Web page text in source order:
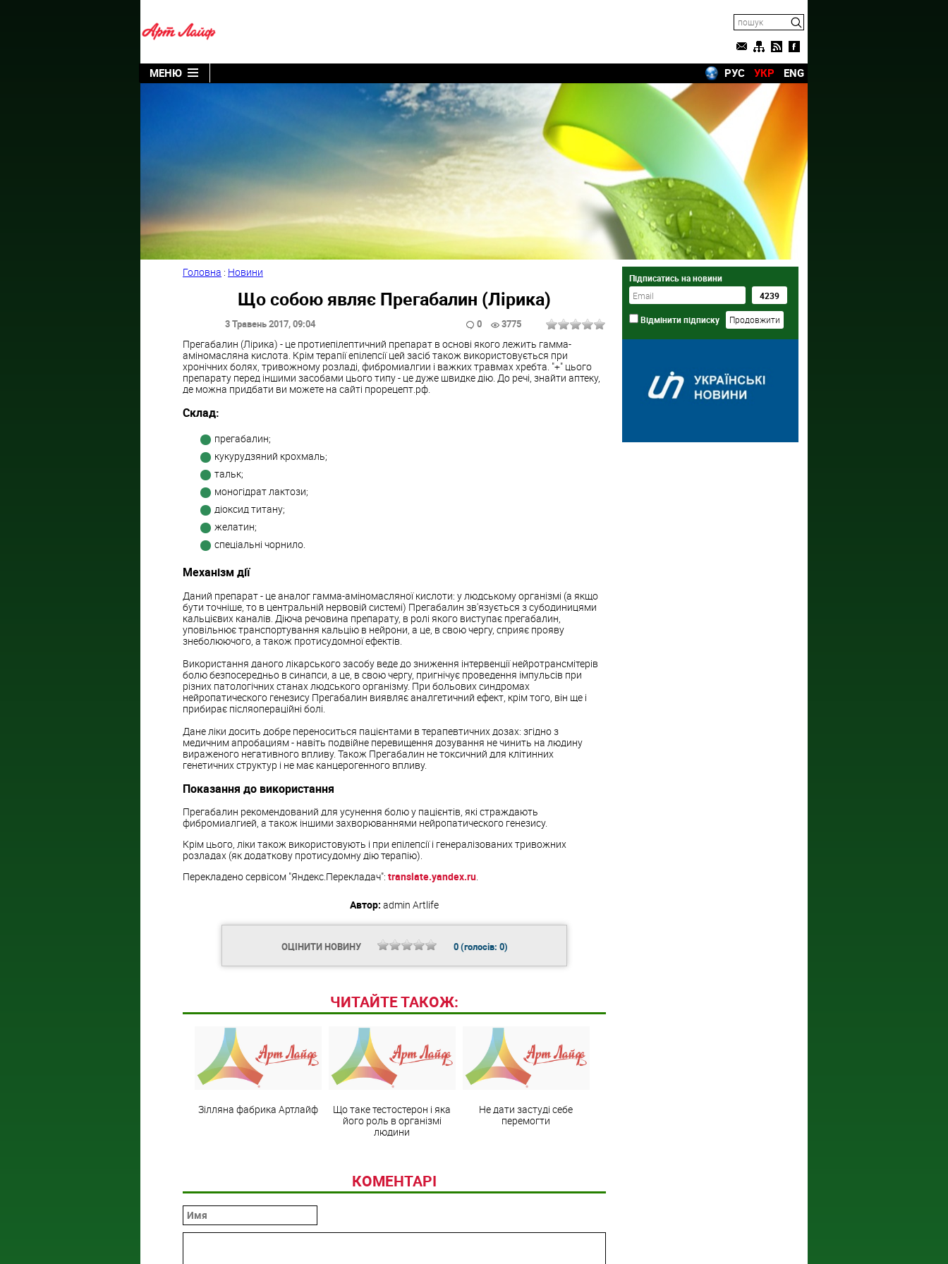
МЕНЮ РУС УКР ENG
Головна : Новини
Що собою являє Прегабалин (Лірика)
3 Травень 2017, 09:04 0 3775
Прегабалин (Лірика) - це протиепілептичний препарат в основі якого лежить гамма-
аміномасляна кислота. Крім терапії епілепсії цей засіб також використовується при
хронічних болях, тривожному розладі, фибромиалгии і важких травмах хребта. "+" цього
препарату перед іншими засобами цього типу - це дуже швидке дію. До речі, знайти аптеку,
де можна придбати ви можете на сайті прорецепт.рф.
Склад:
прегабалин;
кукурудзяний крохмаль;
тальк;
моногідрат лактози;
діоксид титану;
желатин;
спеціальні чорнило.
Механізм дії
Даний препарат - це аналог гамма-аміномасляної кислоти: у людському організмі (а якщо
бути точніше, то в центральній нервовій системі) Прегабалин зв'язується з субодиницями
кальцієвих каналів. Діюча речовина препарату, в ролі якого виступає прегабалин,
уповільнює транспортування кальцію в нейрони, а це, в свою чергу, сприяє прояву
знеболюючого, а також протисудомної ефектів.
Використання даного лікарського засобу веде до зниження інтервенції нейротрансмітерів
болю безпосередньо в синапси, а це, в свою чергу, пригнічує проведення імпульсів при
різних патологічних станах людського організму. При больових синдромах
нейропатического генезису Прегабалин виявляє аналгетичний ефект, крім того, він ще і
прибирає післяопераційні болі.
Дане ліки досить добре переноситься пацієнтами в терапевтичних дозах: згідно з
медичним апробациям - навіть подвійне перевищення дозування не чинить на людину
вираженого негативного впливу. Також Прегабалин не токсичний для клітинних
генетичних структур і не має канцерогенного впливу.
Показання до використання
Прегабалин рекомендований для усунення болю у пацієнтів, які страждають
фибромиалгией, а також іншими захворюваннями нейропатического генезису.
Крім цього, ліки також використовують і при епілепсії і генералізованих тривожних
розладах (як додаткову протисудомну дію терапію).
Перекладено сервісом "Яндекс.Перекладач": translate.yandex.ru.
Автор: admin Artlife
ОЦІНИТИ НОВИНУ 0(голосів: 0)
ЧИТАЙТЕ ТАКОЖ:
Зілляна фабрика Артлайф
Що таке тестостерон і яка
його роль в організмі
людини
Не дати застуді себе
перемогти
КОМЕНТАРІ
Підписатись на новини
Відмінити підписку